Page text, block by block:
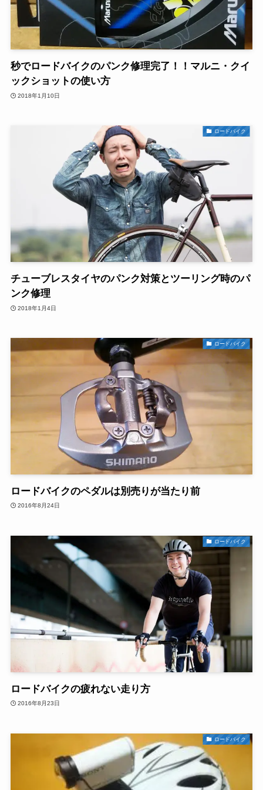
秒でロードバイクのパンク修理完了！！マルニ・クイ
ックショットの使い方
2018年1月10日
ロードバイク
チューブレスタイヤのパンク対策とツーリング時のパ
ンク修理
2018年1月4日
ロードバイク
ロードバイクのペダルは別売りが当たり前
2016年8月24日
ロードバイク
ロードバイクの疲れない走り方
2016年8月23日
ロードバイク